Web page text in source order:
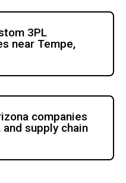
3PL
near Tempe,
companies
supply chain